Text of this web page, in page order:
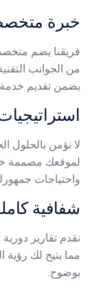
خبرة
فريقنا يضم
من الجوانب
يضمن تقديم خدمة
لا نؤمن بالحلول
لموقعك مصممة
واحتياجات
شفافية
نقدم تقارير
مما يتيح لك رؤية
بوضوح.